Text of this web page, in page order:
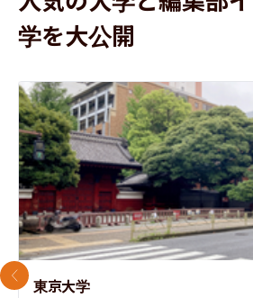
学を大公開
東京大学
前のスライド